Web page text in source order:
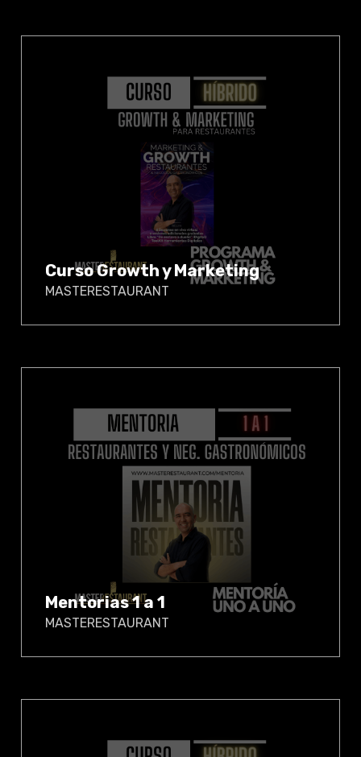
Curso Growth y Marketing
MASTERESTAURANT
Mentorias 1 a 1
MASTERESTAURANT